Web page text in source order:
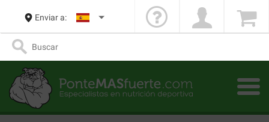
Enviar a: